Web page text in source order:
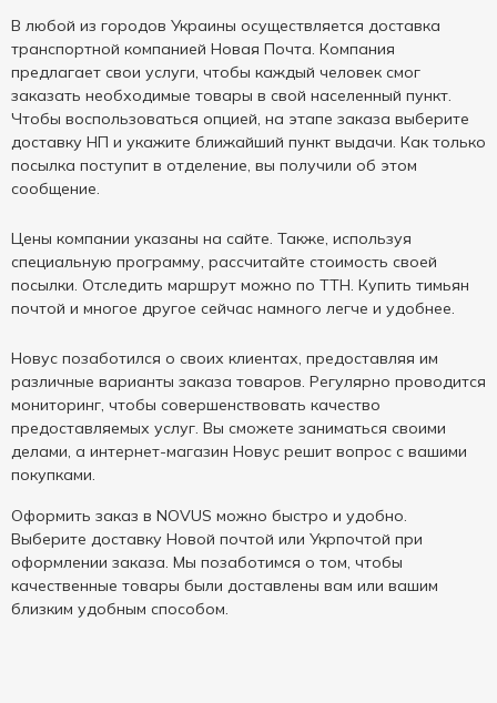
В любой из городов Украины осуществляется доставка
транспортной компанией Новая Почта. Компания
предлагает свои услуги, чтобы каждый человек смог
заказать необходимые товары в свой населенный пункт.
Чтобы воспользоваться опцией, на этапе заказа выберите
доставку НП и укажите ближайший пункт выдачи. Как только
посылка поступит в отделение, вы получили об этом
сообщение.
Цены компании указаны на сайте. Также, используя
специальную программу, рассчитайте стоимость своей
посылки. Отследить маршрут можно по ТТН. Купить тимьян
почтой и многое другое сейчас намного легче и удобнее.
Новус позаботился о своих клиентах, предоставляя им
различные варианты заказа товаров. Регулярно проводится
мониторинг, чтобы совершенствовать качество
предоставляемых услуг. Вы сможете заниматься своими
делами, а интернет-магазин Новус решит вопрос с вашими
покупками.
Оформить заказ в NOVUS можно быстро и удобно.
Выберите доставку Новой почтой или Укрпочтой при
оформлении заказа. Мы позаботимся о том, чтобы
качественные товары были доставлены вам или вашим
близким удобным способом.